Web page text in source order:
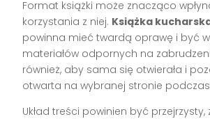
Format książki może znacząco
korzystania z niej. Książka
powinna mieć twardą oprawę i być
materiałów odpornych na
również, aby sama się otwierała i
otwarta na wybranej stronie
Układ treści powinien być przejrzysty,